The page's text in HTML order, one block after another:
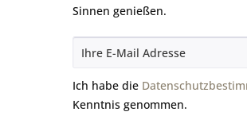
Sinnen genießen.
Ich habe die
Kenntnis genommen.